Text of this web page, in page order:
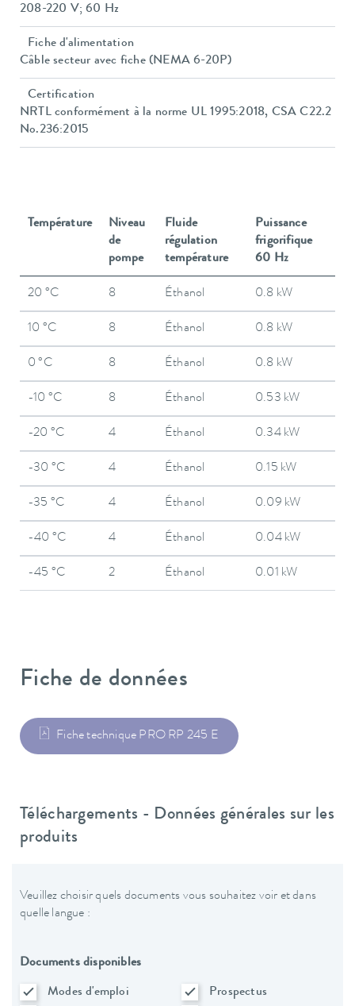
208-220 V; 60 Hz
Fiche d'alimentation
Câble secteur avec fiche (NEMA 6-20P)
Certification
NRTL conformément à la norme UL 1995:2018, CSA C22.2
No.236:2015
Température
Niveau
de
pompe
Fluide
régulation
température
Puissance
frigorifique
60 Hz
20 °C 8 Éthanol 0.8 kW
10 °C 8 Éthanol 0.8 kW
0 °C 8 Éthanol 0.8 kW
-10 °C 8 Éthanol 0.53 kW
-20 °C 4 Éthanol 0.34 kW
-30 °C 4 Éthanol 0.15 kW
-35 °C 4 Éthanol 0.09 kW
-40 °C 4 Éthanol 0.04 kW
-45 °C 2 Éthanol 0.01 kW
Fiche de données
Fiche technique PRO RP 245 E
Téléchargements - Données générales sur les
produits
Veuillez choisir quels documents vous souhaitez voir et dans
quelle langue :
Documents disponibles
Modes d'emploi
Prospectus